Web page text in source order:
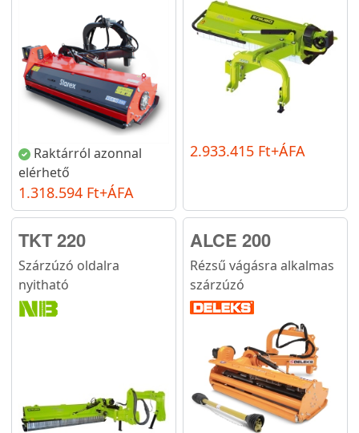
Raktárról azonnal
elérhető
1.318.594 Ft+ÁFA
2.933.415 Ft+ÁFA
TKT 220
Szárzúzó oldalra
nyitható
ALCE 200
Rézsű vágásra alkalmas
szárzúzó